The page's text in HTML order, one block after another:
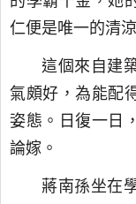
仁便是唯一的清
這個來自建
氣頗好，為能配
姿態。日復一日
論嫁。
蔣南孫坐在